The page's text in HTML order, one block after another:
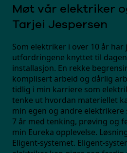
Møt vår elektriker
Tarjei Jespersen
Som elektriker i over 10 år har
utfordringene knyttet til
installasjon. En rekke
komplisert arbeid og dårlig
tidlig i min karriere som
tenke ut hvordan materiellet
min egen og andre elektrikere
7 år med tenking, prøving og
min Eureka opplevelse.
Eligent-systemet. Eligent-